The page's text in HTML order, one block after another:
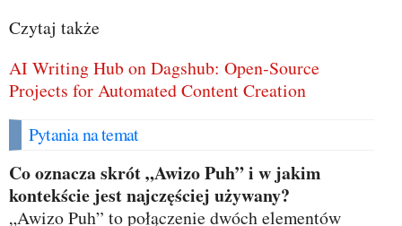
Czytaj także
AI Writing Hub on Dagshub: Open‑Source
Projects for Automated Content Creation
Pytania na temat
Co oznacza skrót „Awizo Puh” i w jakim
kontekście jest najczęściej używany?
„Awizo Puh” to połączenie dwóch elementów